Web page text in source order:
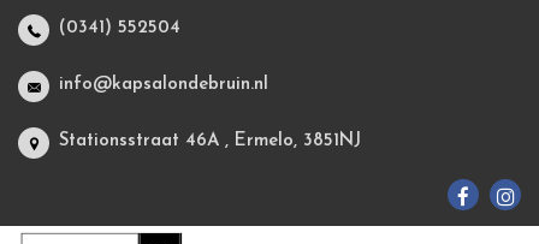
(0341) 552504
info@kapsalondebruin.nl
Stationsstraat 46A , Ermelo, 3851NJ